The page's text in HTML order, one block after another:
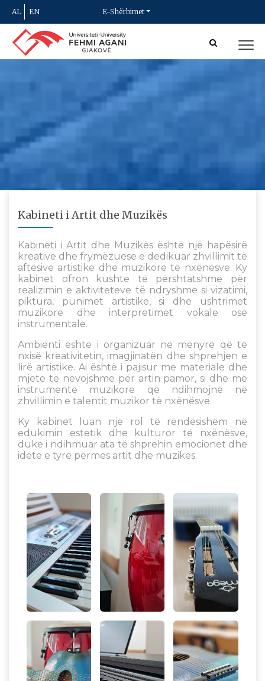
AL EN E-Shërbimet
Kabineti i Artit dhe Muzikës
Kabineti i Artit dhe Muzikës është një hapësirë
kreative dhe frymëzuese e dedikuar zhvillimit të
aftësive artistike dhe muzikore të nxënësve. Ky
kabinet ofron kushte të përshtatshme për
realizimin e aktiviteteve të ndryshme si vizatimi,
piktura, punimet artistike, si dhe ushtrimet
muzikore dhe interpretimet vokale ose
instrumentale.
Ambienti është i organizuar në mënyrë që të
nxisë kreativitetin, imagjinatën dhe shprehjen e
lirë artistike. Ai është i pajisur me materiale dhe
mjete të nevojshme për artin pamor, si dhe me
instrumente muzikore që ndihmojnë në
zhvillimin e talentit muzikor të nxënësve.
Ky kabinet luan një rol të rëndësishëm në
edukimin estetik dhe kulturor të nxënësve,
duke i ndihmuar ata të shprehin emocionet dhe
idetë e tyre përmes artit dhe muzikës.